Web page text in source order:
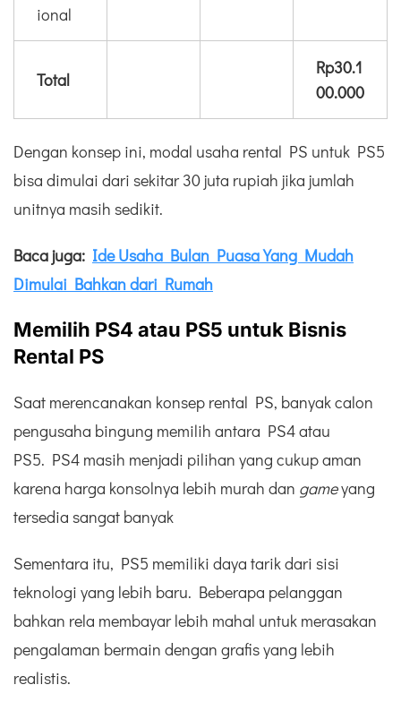
ional
Total
Rp30.1
00.000
Dengan konsep ini, modal usaha rental PS untuk PS5
bisa dimulai dari sekitar 30 juta rupiah jika jumlah
unitnya masih sedikit.
Baca juga: Ide Usaha Bulan Puasa Yang Mudah
Dimulai Bahkan dari Rumah
Memilih PS4 atau PS5 untuk Bisnis
Rental PS
Saat merencanakan konsep rental PS, banyak calon
pengusaha bingung memilih antara PS4 atau
PS5. PS4 masih menjadi pilihan yang cukup aman
karena harga konsolnya lebih murah dan gameyang
tersedia sangat banyak
Sementara itu, PS5 memiliki daya tarik dari sisi
teknologi yang lebih baru. Beberapa pelanggan
bahkan rela membayar lebih mahal untuk merasakan
pengalaman bermain dengan grafis yang lebih
realistis.